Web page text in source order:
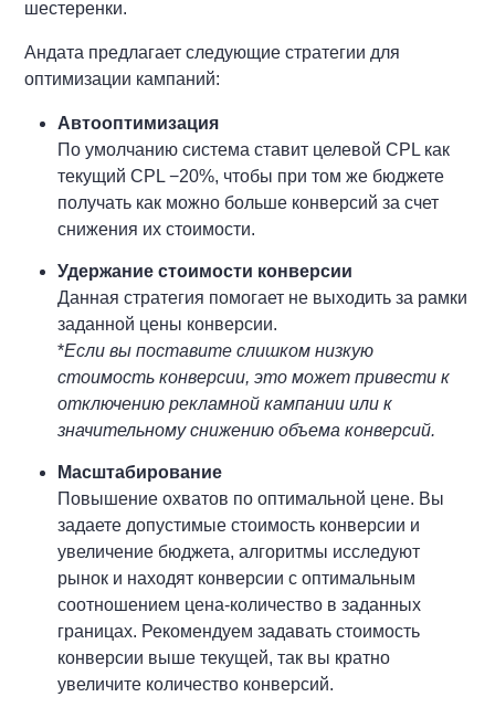
шестеренки.
Андата предлагает следующие стратегии для
оптимизации кампаний:
Автооптимизация
По умолчанию система ставит целевой CPL как
текущий CPL −20%, чтобы при том же бюджете
получать как можно больше конверсий за счет
снижения их стоимости.
Удержание стоимости конверсии
Данная стратегия помогает не выходить за рамки
заданной цены конверсии.
*Если вы поставите слишком низкую
стоимость конверсии, это может привести к
отключению рекламной кампании или к
значительному снижению объема конверсий.
Масштабирование
Повышение охватов по оптимальной цене. Вы
задаете допустимые стоимость конверсии и
увеличение бюджета, алгоритмы исследуют
рынок и находят конверсии с оптимальным
соотношением цена-количество в заданных
границах. Рекомендуем задавать стоимость
конверсии выше текущей, так вы кратно
увеличите количество конверсий.